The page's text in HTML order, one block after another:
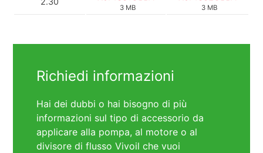
3 MB 3 MB
Richiedi informazioni
Hai dei dubbi o hai bisogno di più
informazioni sul tipo di accessorio da
applicare alla pompa, al motore o al
divisore di flusso Vivoil che vuoi